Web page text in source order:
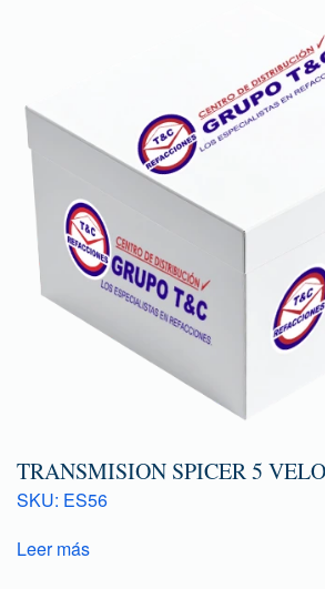
TRANSMISION SPICER 5
SKU: ES56
Leer más